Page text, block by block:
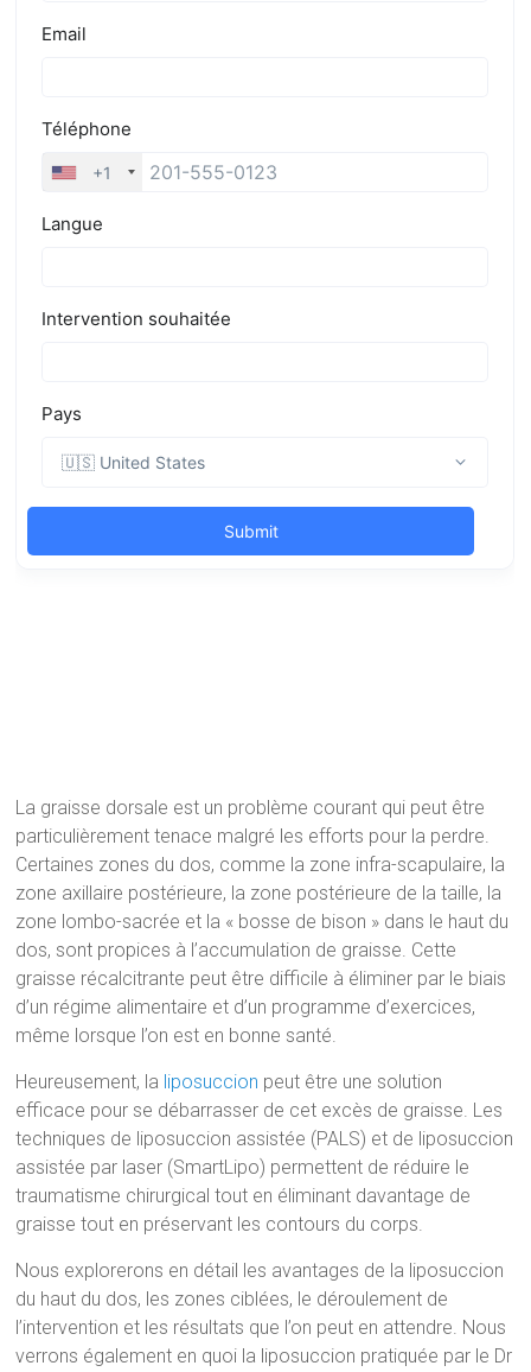
La graisse dorsale est un problème courant qui peut être
particulièrement tenace malgré les efforts pour la perdre.
Certaines zones du dos, comme la zone infra-scapulaire, la
zone axillaire postérieure, la zone postérieure de la taille, la
zone lombo-sacrée et la « bosse de bison » dans le haut du
dos, sont propices à l’accumulation de graisse. Cette
graisse récalcitrante peut être difficile à éliminer par le biais
d’un régime alimentaire et d’un programme d’exercices,
même lorsque l’on est en bonne santé.
Heureusement, la liposuccion peut être une solution
efficace pour se débarrasser de cet excès de graisse. Les
techniques de liposuccion assistée (PALS) et de liposuccion
assistée par laser (SmartLipo) permettent de réduire le
traumatisme chirurgical tout en éliminant davantage de
graisse tout en préservant les contours du corps.
Nous explorerons en détail les avantages de la liposuccion
du haut du dos, les zones ciblées, le déroulement de
l’intervention et les résultats que l’on peut en attendre. Nous
verrons également en quoi la liposuccion pratiquée par le Dr